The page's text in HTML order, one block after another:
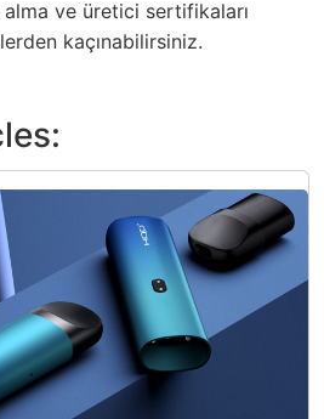
ve üretici sertifikaları
kaçınabilirsiniz.